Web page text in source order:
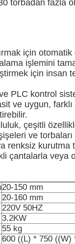
hattı
torbadan fazla
için
işlemini
için insan
PLC kontrol
ve uygun,
çeşitli
ve
renksiz kurutma
çantalarla veya
20-150 mm
20-160 mm
220V 50HZ
3.2KW
55 kg
600 ((L) * 750 ((W)